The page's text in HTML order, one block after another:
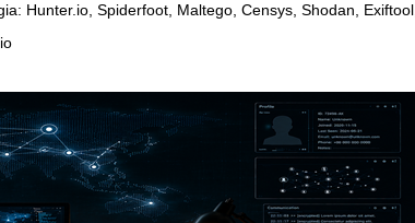
Hunter.io, Spiderfoot, Maltego, Censys, Shodan, Exiftool,